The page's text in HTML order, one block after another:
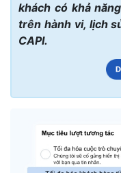
khách có khả
trên hành vi, lịch
CAPI.